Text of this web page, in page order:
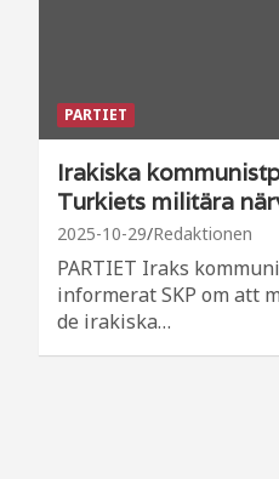
PARTIET
Irakiska
Turkiets militära
2025-10-29 Redaktionen
PARTIET Iraks
informerat SKP om att
de irakiska…